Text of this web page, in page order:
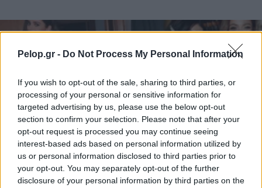
Pelop.gr - Do Not Process My Personal Information
If you wish to opt-out of the sale, sharing to third parties, or
processing of your personal or sensitive information for
targeted advertising by us, please use the below opt-out
section to confirm your selection. Please note that after your
opt-out request is processed you may continue seeing
interest-based ads based on personal information utilized by
us or personal information disclosed to third parties prior to
your opt-out. You may separately opt-out of the further
disclosure of your personal information by third parties on the